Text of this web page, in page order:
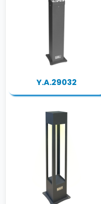
Y.A.29032